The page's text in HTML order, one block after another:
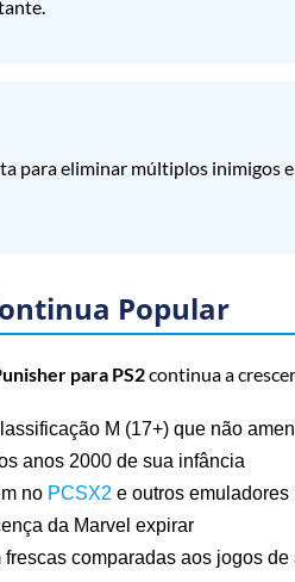
para eliminar múltiplos inimigos
Popular
para PS2continua a
M (17+) que não
anos 2000 de sua infância
no PCSX2 e outros
da Marvel expirar
comparadas aos jogos de